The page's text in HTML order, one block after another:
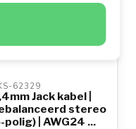
62329
Jack kabel |
stereo
polig) | AWG24 ...